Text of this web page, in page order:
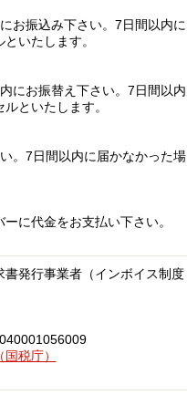
お振込み下さい。7日間以内に
いたします。
にお振替え下さい。7日間以内
といたします。
。7日間以内に届かなかった場
に代金をお支払い下さい。
発行事業者（インボイス制度
税庁）